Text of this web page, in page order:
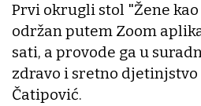
Prvi okrugli stol "Žene
održan putem Zoom
sati, a provode ga u
zdravo i sretno
Čatipović.